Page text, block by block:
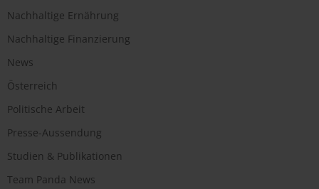
Nachhaltige Ernährung
Nachhaltige Finanzierung
News
Österreich
Politische Arbeit
Presse-Aussendung
Studien & Publikationen
Team Panda News